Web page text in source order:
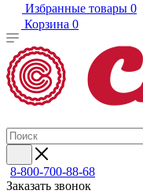
Избранные товары 0
Корзина 0
8-800-700-88-68
Заказать звонок